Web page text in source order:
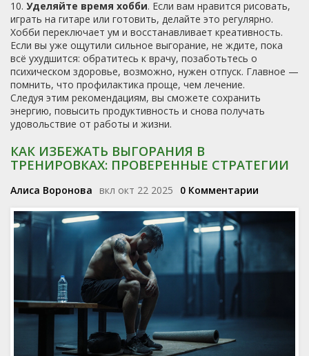
10. Уделяйте время хобби. Если вам нравится рисовать,
играть на гитаре или готовить, делайте это регулярно.
Хобби переключает ум и восстанавливает креативность.
Если вы уже ощутили сильное выгорание, не ждите, пока
всё ухудшится: обратитесь к врачу, позаботьтесь о
психическом здоровье, возможно, нужен отпуск. Главное —
помнить, что профилактика проще, чем лечение.
Следуя этим рекомендациям, вы сможете сохранить
энергию, повысить продуктивность и снова получать
удовольствие от работы и жизни.
КАК ИЗБЕЖАТЬ ВЫГОРАНИЯ В
ТРЕНИРОВКАХ: ПРОВЕРЕННЫЕ СТРАТЕГИИ
Алиса Воронова вкл окт 22 2025 0 Комментарии